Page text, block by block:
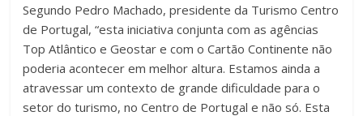
Segundo Pedro Machado, presidente da Turismo Centro
de Portugal, “esta iniciativa conjunta com as agências
Top Atlântico e Geostar e com o Cartão Continente não
poderia acontecer em melhor altura. Estamos ainda a
atravessar um contexto de grande dificuldade para o
setor do turismo, no Centro de Portugal e não só. Esta